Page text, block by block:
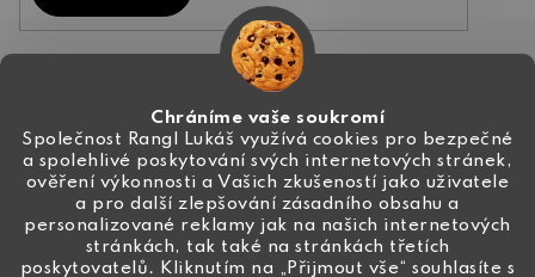
Chráníme vaše soukromí
Společnost Rangl Lukáš využívá cookies pro bezpečné
a spolehlivé poskytování svých internetových stránek,
ověření výkonnosti a Vašich zkušeností jako uživatele
a pro další zlepšování zásadního obsahu a
personalizované reklamy jak na našich internetových
stránkách, tak také na stránkách třetích
poskytovatelů. Kliknutím na „Přijmout vše“ souhlasíte s
info@ceske-koralky.cz
+420 774 444 191